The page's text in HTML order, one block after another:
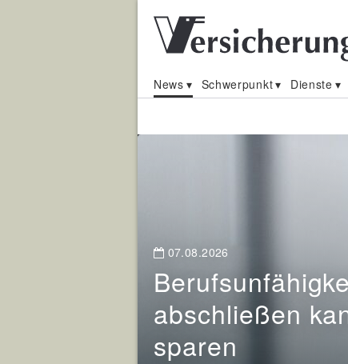
News Schwerpunkt Dienste
und
Vermittler
07.08.2026
abschließen
sparen